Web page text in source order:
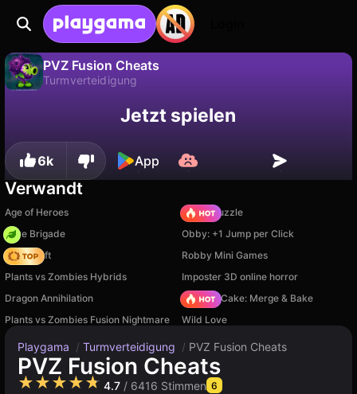
PVZ Fusion Cheats
Turmverteidigung
speichern!
Nein
Jetzt spielen
6k App
Verwandt
Age of Heroes
Arrow Puzzle
Core Brigade
Obby: +1 Jump per Click
Trap Craft
Robby Mini Games
Plants vs Zombies Hybrids
Imposter 3D online horror
Dragon Annihilation
Piece of Cake: Merge & Bake
Plants vs Zombies Fusion Nightmare
Wild Love
Playgama / Turmverteidigung / PVZ Fusion Cheats
PVZ Fusion Cheats
★★★★★ 4.7 / 6416 Stimmen 6